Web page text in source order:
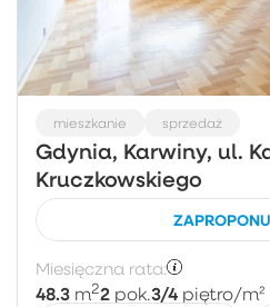
mieszkanie sprzedaż
Gdynia, Karwiny, ul.
Kruczkowskiego
Miesięczna rata:
48.3 m22 pok.3/4 piętro/m²